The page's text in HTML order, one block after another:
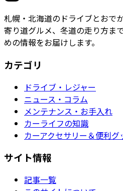
札幌・北海道のドライブとおで
寄り道グルメ、冬道の走り方ま
めの情報をお届けします。
カテゴリ
ドライブ・レジャー
ニュース・コラム
メンテナンス・お手入れ
カーライフの知識
カーアクセサリー＆便利グ
サイト情報
記事一覧